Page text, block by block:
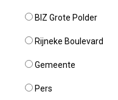
BIZ Grote Polder
Rijneke Boulevard
Gemeente
Pers